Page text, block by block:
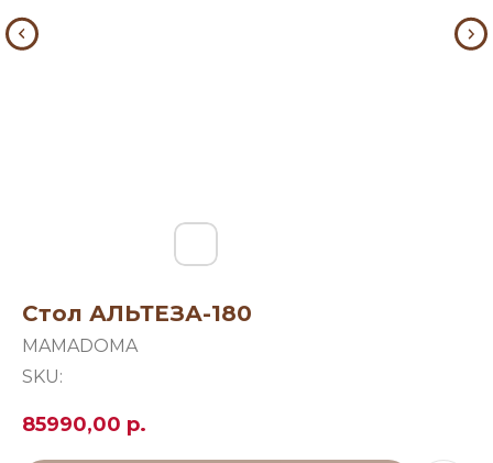
Стол АЛЬТЕЗА-180
MAMADOMA
SKU:
85990,00 р.